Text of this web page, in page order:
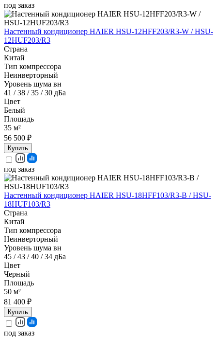
под заказ
Настенный кондиционер HAIER HSU-12HFF203/R3-W / HSU-
12HUF203/R3
Страна
Китай
Тип компрессора
Неинверторный
Уровень шума вн
41 / 38 / 35 / 30 дБа
Цвет
Белый
Площадь
35 м²
56 500 ₽
Купить
под заказ
Настенный кондиционер HAIER HSU-18HFF103/R3-B / HSU-
18HUF103/R3
Страна
Китай
Тип компрессора
Неинверторный
Уровень шума вн
45 / 43 / 40 / 34 дБа
Цвет
Черный
Площадь
50 м²
81 400 ₽
Купить
под заказ